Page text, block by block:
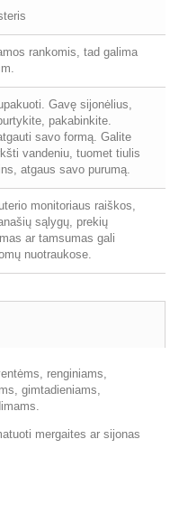
rankomis, tad galima
Gavę sijonėlius,
pakabinkite.
savo formą. Galite
vandeniu, tuomet tiulis
atgaus savo purumą.
monitoriaus raiškos,
sąlygų, prekių
ar tamsumas gali
nuotraukose.
renginiams,
gimtadieniams,
mergaites ar sijonas